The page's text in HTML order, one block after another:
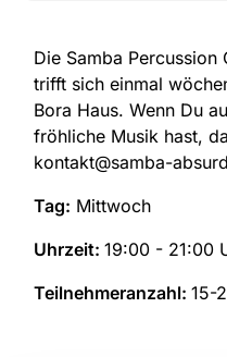
Die Samba Percussion
trifft sich einmal
Bora Haus. Wenn Du
fröhliche Musik hast,
kontakt@samba-
Tag: Mittwoch
Uhrzeit: 19:00 - 21:00
Teilnehmeranzahl: 15-